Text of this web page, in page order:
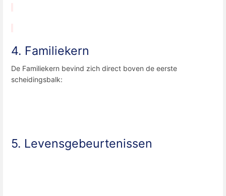
4. Familiekern
De Familiekern bevind zich direct boven de eerste
scheidingsbalk:
5. Levensgebeurtenissen